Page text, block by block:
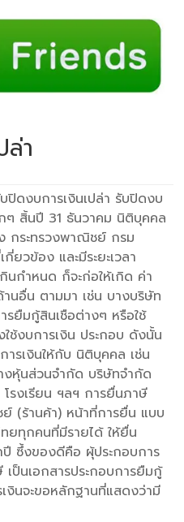
า
ปิดงบการเงินเปล่า รับปิดงบ
ๆ สิ้นปี 31 ธันวาคม นิติบุคคล
กระทรวงพาณิชย์ กรม
ยวข้อง และมีระยะเวลา
นกำหนด ก็จะก่อให้เกิด ค่า
นอื่น ตามมา เช่น บางบริษัท
รยืมกู้สินเชือต่างๆ หรือใช้
ใช้งบการเงิน ประกอบ ดังนั้น
รเงินให้กับ นิติบุคคล เช่น
หุ้นส่วนจำกัด บริษัทจำกัด
รงเรียน ฯลฯ การยื่นภาษี
(ร้านค้า) หน้าที่การยื่น แบบ
ยทุกคนที่มีรายได้ ให้ยื่น
ซึ้งของดีคือ ผุ้ประกอบการ
เป็นเอกสารประกอบการยืมกู้
งินจะขอหลักฐานที่แสดงว่ามี